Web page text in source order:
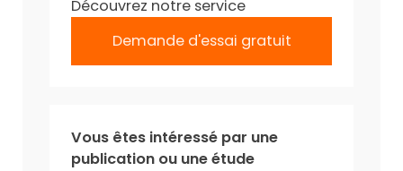
Découvrez notre service
Demande d'essai gratuit
Vous êtes intéressé par une
publication ou une étude